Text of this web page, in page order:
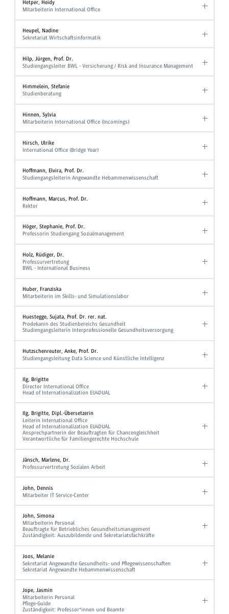
Hetper, Heidy
Mitarbeiterin International Office
Heupel, Nadine
Sekretariat Wirtschaftsinformatik
Hilp, Jürgen, Prof. Dr.
Studiengangsleiter BWL - Versicherung / Risk and Insurance Management
Himmelein, Stefanie
Studienberatung
Hinnen, Sylvia
Mitarbeiterin International Office (Incomings)
Hirsch, Ulrike
International Office (Bridge Year)
Hoffmann, Elvira, Prof. Dr.
Studiengangsleiterin Angewandte Hebammenwissenschaft
Hoffmann, Marcus, Prof. Dr.
Rektor
Höger, Stephanie, Prof. Dr.
Professorin Studiengang Sozialmanagement
Holz, Rüdiger, Dr.
Professurvertretung
BWL - International Business
Huber, Franziska
Mitarbeiterin im Skills- und Simulationslabor
Huestegge, Sujata, Prof. Dr. rer. nat.
Prodekanin des Studienbereichs Gesundheit
Studiengangsleiterin Interprofessionelle Gesundheitsversorgung
Hutzschenreuter, Anke, Prof. Dr.
Studiengangsleitung Data Science und Künstliche Intelligenz
Ilg, Brigitte
Director International Office
Head of Internationalization EU4DUAL
Ilg, Brigitte, Dipl.-Übersetzerin
Leiterin International Office
Head of Internationalization EU4DUAL
Ansprechpartnerin der Beauftragten für Chancengleichheit
Verantwortliche für Familiengerechte Hochschule
Jänsch, Marlene, Dr.
Professurvertretung Sozialen Arbeit
John, Dennis
Mitarbeiter IT Service-Center
John, Simona
Mitarbeiterin Personal
Beauftragte für Betriebliches Gesundheitsmanagement
Zuständigkeit: Auszubildende und Sekretariatsfachkräfte
Joos, Melanie
Sekretariat Angewandte Gesundheits- und Pflegewissenschaften
Sekretariat Angewandte Hebammenwissenschaft
Jope, Jasmin
Mitarbeiterin Personal
Pflege-Guide
Zuständigkeit: Professor*innen und Beamte